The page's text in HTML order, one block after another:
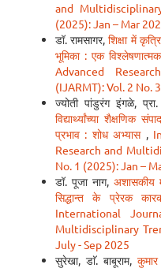
and
(2025): Jan – Mar
डॉ. रामसागर,शिक्षा में
भूमिका : एक
Advanced
(IJARMT): Vol. 2 No.
ज्योती पांडुरंग इंगळे,
विद्यार्थ्यांच्या शैक्षणिक
प्रभाव : शोध अभ्यास ,
Research and
No. 1 (2025): Jan –
डॉ. पूजा नाग, अशासकीय
सिद्धान्त के प्रेरक
International
Multidisciplinary
July - Sep 2025
सुरेखा, डाॅ. बाबूराम,